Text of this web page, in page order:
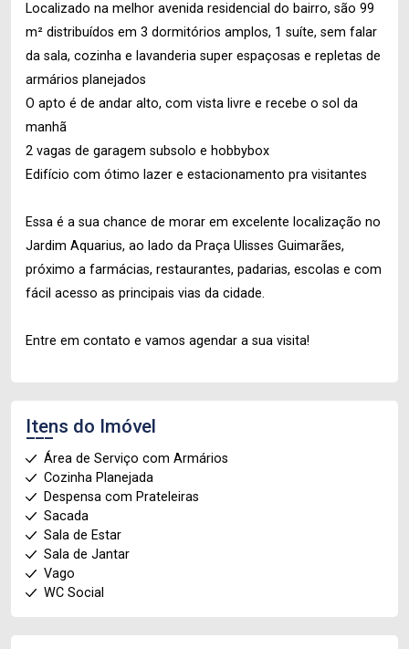
Localizado na melhor avenida residencial do bairro, são 99
m² distribuídos em 3 dormitórios amplos, 1 suíte, sem falar
da sala, cozinha e lavanderia super espaçosas e repletas de
armários planejados
O apto é de andar alto, com vista livre e recebe o sol da
manhã
2 vagas de garagem subsolo e hobbybox
Edifício com ótimo lazer e estacionamento pra visitantes
Essa é a sua chance de morar em excelente localização no
Jardim Aquarius, ao lado da Praça Ulisses Guimarães,
próximo a farmácias, restaurantes, padarias, escolas e com
fácil acesso as principais vias da cidade.
Entre em contato e vamos agendar a sua visita!
Itens do Imóvel
Área de Serviço com Armários
Cozinha Planejada
Despensa com Prateleiras
Sacada
Sala de Estar
Sala de Jantar
Vago
WC Social